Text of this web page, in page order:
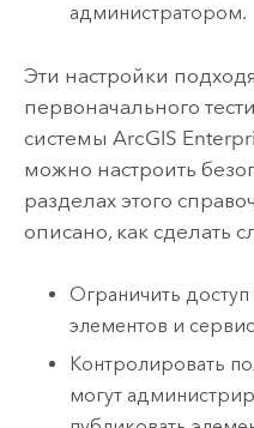
администратором.
Эти настройки
первоначального
системы ArcGIS
можно настроить
разделах этого
описано, как сделать
Ограничить
элементов и
Контролировать
могут